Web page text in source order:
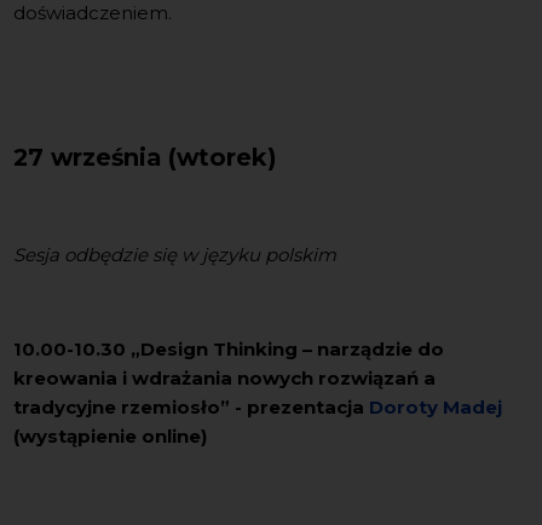
doświadczeniem.
27 września (wtorek)
Sesja odbędzie się w języku polskim
10.00-10.30 „Design Thinking – narządzie do
kreowania i wdrażania nowych rozwiązań a
tradycyjne rzemiosło” - prezentacja Doroty Madej
(wystąpienie online)